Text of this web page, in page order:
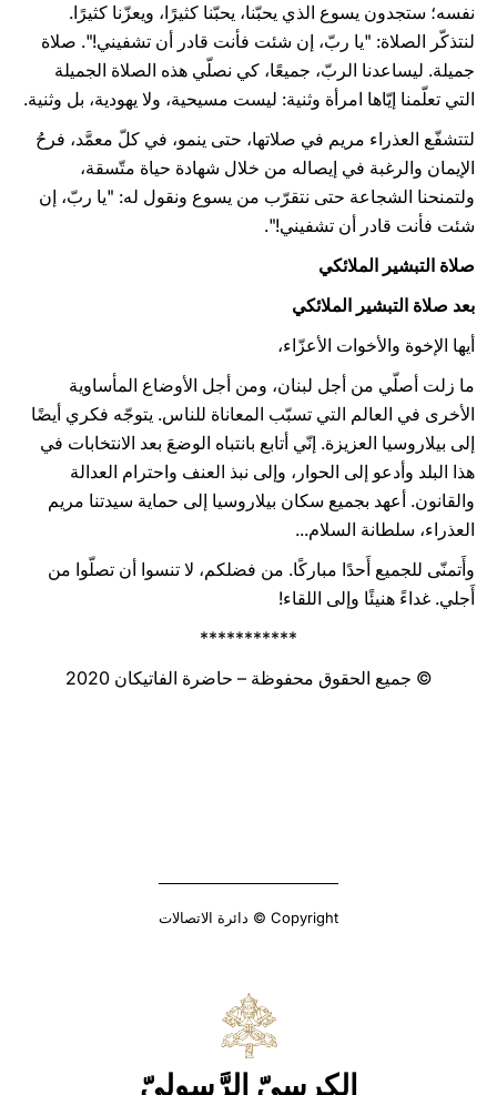
نفسه؛ ستجدون يسوع الذي يحبّنا، يحبّنا كثيرًا، ويعزّنا كثيرًا.
لنتذكّر الصلاة: "يا ربّ، إن شئت فأنت قادر أن تشفيني!". صلاة
جميلة. ليساعدنا الربّ، جميعًا، كي نصلّي هذه الصلاة الجميلة
التي تعلّمنا إيّاها امرأة وثنية: ليست مسيحية، ولا يهودية، بل وثنية.
لتتشفّع العذراء مريم في صلاتها، حتى ينمو، في كلّ معمَّد، فرحُ
الإيمان والرغبة في إيصاله من خلال شهادة حياة متّسقة،
ولتمنحنا الشجاعة حتى نتقرّب من يسوع ونقول له: "يا ربّ، إن
شئت فأنت قادر أن تشفيني!".
صلاة التبشير الملائكي
بعد صلاة التبشير الملائكي
أيها الإخوة والأخوات الأعزّاء،
ما زلت أصلّي من أجل لبنان، ومن أجل الأوضاع المأساوية
الأخرى في العالم التي تسبّب المعاناة للناس. يتوجّه فكري أيضًا
إلى بيلاروسيا العزيزة. إنّي أتابع بانتباه الوضعَ بعد الانتخابات في
هذا البلد وأدعو إلى الحوار، وإلى نبذ العنف واحترام العدالة
والقانون. أعهد بجميع سكان بيلاروسيا إلى حماية سيدتنا مريم
العذراء، سلطانة السلام...
وأَتمنّى للجميع أَحدًا مباركًا. من فضلكم، لا تنسوا أن تصلّوا من
أَجلي. غداءً هنيئًا وإلى اللقاء!
***********
© جميع الحقوق محفوظة – حاضرة الفاتيكان 2020
Copyright © دائرة الاتصالات
الكرسيّ الرَّسوليّ